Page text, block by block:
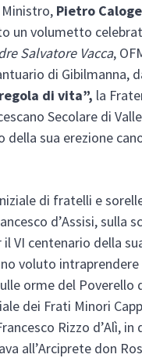
Ministro, Pietro
un volumetto
Salvatore Vacca,
di Gibilmanna,
di vita”, la
Secolare di
della sua erezione
di fratelli e
d’Assisi, sulla
VI centenario della
voluto
orme del Poverello
dei Frati Minori
Rizzo d’Alì, in
all’Arciprete don